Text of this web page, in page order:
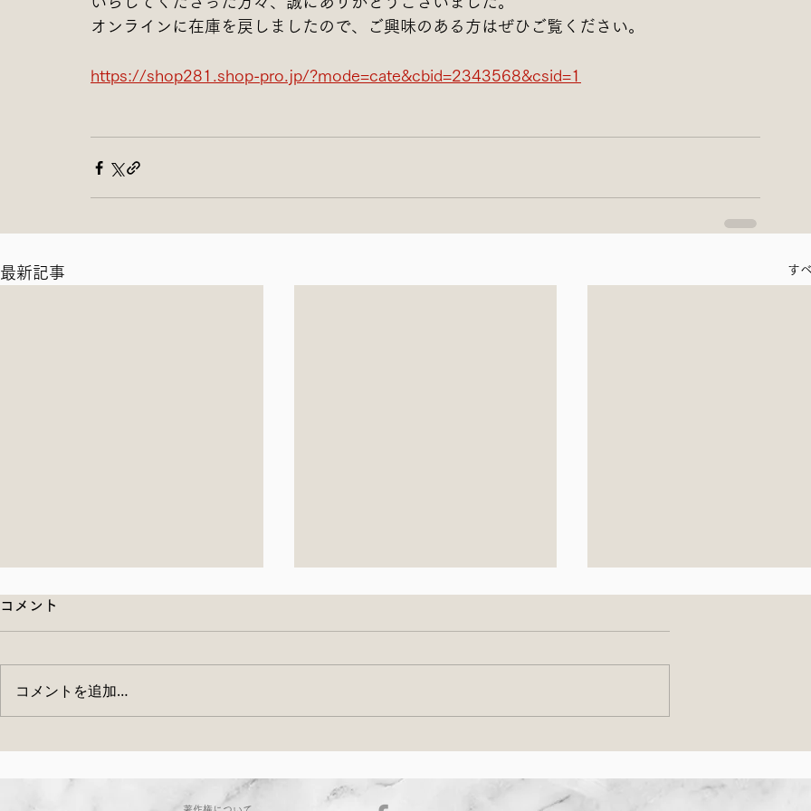
オンラインに在庫を戻しましたので、ご興味のある方はぜひご覧ください。
https://shop281.shop-pro.jp/?mode=cate&cbid=2343568&csid=1
最新記事 す
ぬか床ワークショップのご案
6月13日（土）イタリア惣菜
ランチの会 ＆ コーヒー屋さ
NHK きょうの料理 「有元
子の梅干し塩漬けぬか漬け
コメント
コメントを追加…